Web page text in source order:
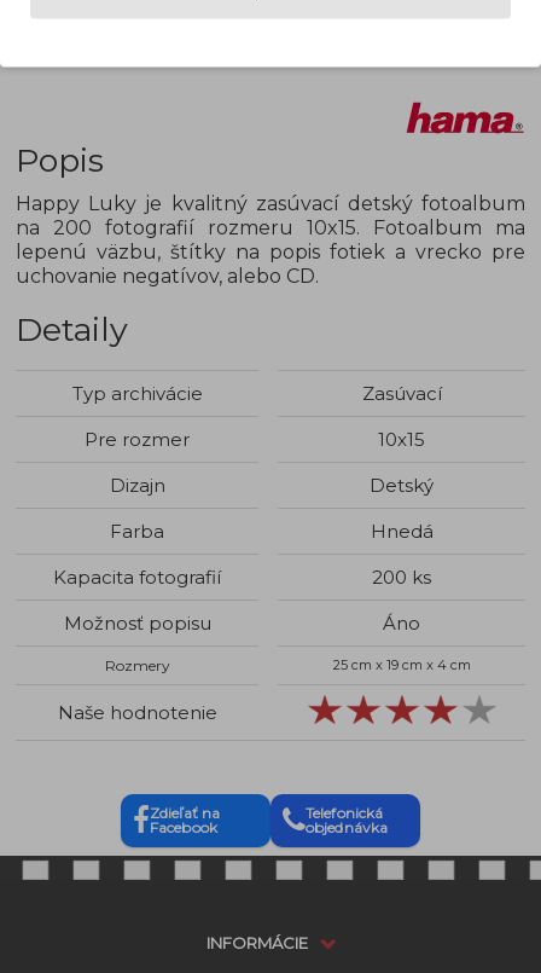
Popis
Happy Luky je kvalitný zasúvací detský fotoalbum
na 200 fotografií rozmeru 10x15. Fotoalbum ma
lepenú väzbu, štítky na popis fotiek a vrecko pre
uchovanie negatívov, alebo CD.
Detaily
Typ archivácie
Zasúvací
Pre rozmer
10x15
Dizajn
Detský
Farba
Hnedá
Kapacita fotografií
200 ks
Možnosť popisu
Áno
Rozmery 25 cm x 19 cm x 4 cm
Naše hodnotenie
Zdieľať na
Facebook
Telefonická
objednávka
INFORMÁCIE